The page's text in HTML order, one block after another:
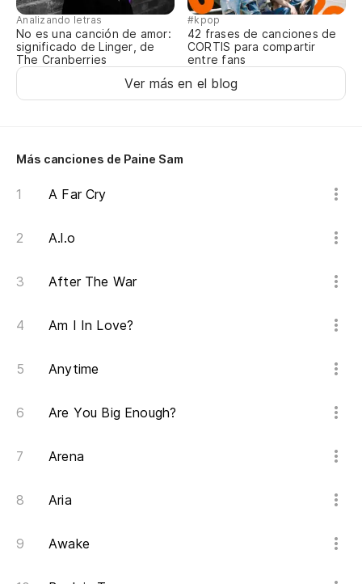
Analizando letras
No es una canción de amor:
significado de Linger, de
The Cranberries
#kpop
42 frases de canciones de
CORTIS para compartir
entre fans
Ver más en el blog
Más canciones de Paine Sam
A Far Cry
A.l.o
After The War
Am I In Love?
Anytime
Are You Big Enough?
Arena
Aria
Awake